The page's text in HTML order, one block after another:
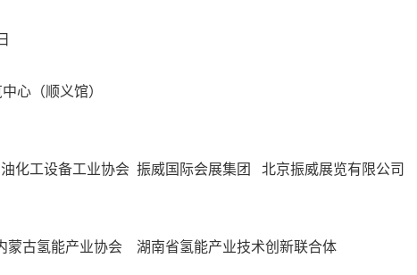
心（顺义馆）
化工设备工业协会 振威国际会展集团 北京振威展览有限公司
古氢能产业协会 湖南省氢能产业技术创新联合体